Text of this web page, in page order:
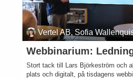
Vertel AB, Sofia
Webbinarium:
Stort tack till Lars Björkeström och
plats och digitalt, på tisdagens